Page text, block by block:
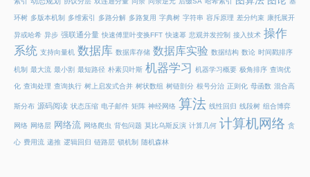
环树 多版本机制 多维索引 多路分解 多路复用 字典树 字符串 容斥原理 差分约束 康托展开
异或哈希 异步 强联通分量 快速傅里叶变换FFT 快速幂 悲观并发控制 接入技术 操作
系统 支持向量机 数据库 数据库存储 数据库实验 数据结构 数论 时间戳排序
机制 最大流 最小割 最短路径 朴素贝叶斯 机器学习 机器学习概要 极角排序 查询优
化 查询处理 查询执行 树上启发式合并 树状数组 树链剖分 根号分治 正则化 母函数 混合高
斯分布 源码阅读 状态压缩 电子邮件 矩阵 神经网络 算法 线性回归 线段树 组合博弈
网络 网络层 网络流 网络爬虫 背包问题 莫比乌斯反演 计算几何 计算机网络 贪
心 费用流 递推 逻辑回归 链路层 锁机制 随机森林